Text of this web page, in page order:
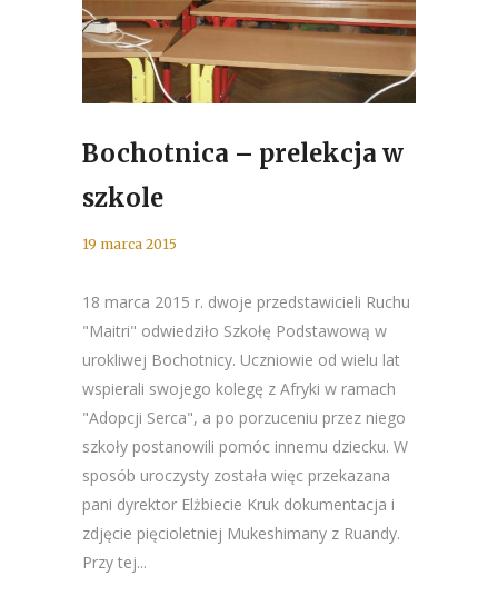
Bochotnica – prelekcja w
szkole
19 marca 2015
18 marca 2015 r. dwoje przedstawicieli Ruchu
"Maitri" odwiedziło Szkołę Podstawową w
urokliwej Bochotnicy. Uczniowie od wielu lat
wspierali swojego kolegę z Afryki w ramach
"Adopcji Serca", a po porzuceniu przez niego
szkoły postanowili pomóc innemu dziecku. W
sposób uroczysty została więc przekazana
pani dyrektor Elżbiecie Kruk dokumentacja i
zdjęcie pięcioletniej Mukeshimany z Ruandy.
Przy tej...